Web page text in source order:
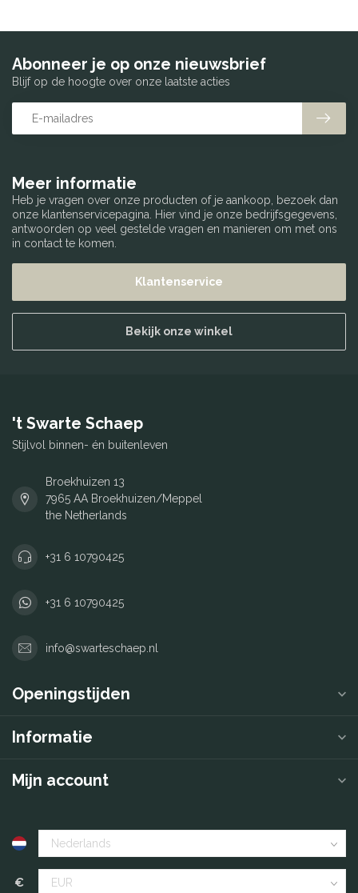
Meer informatie
Heb je vragen over onze producten of je aankoop, bezoek dan
onze klantenservicepagina. Hier vind je onze bedrijfsgegevens,
antwoorden op veel gestelde vragen en manieren om met ons
in contact te komen.
Klantenservice
Bekijk onze winkel
Abonneer je op onze nieuwsbrief
Blijf op de hoogte over onze laatste acties
't Swarte Schaep
Stijlvol binnen- én buitenleven
Broekhuizen 13
7965 AA Broekhuizen/Meppel
the Netherlands
+31 6 10790425
+31 6 10790425
info@swarteschaep.nl
Openingstijden
Informatie
Mijn account
€